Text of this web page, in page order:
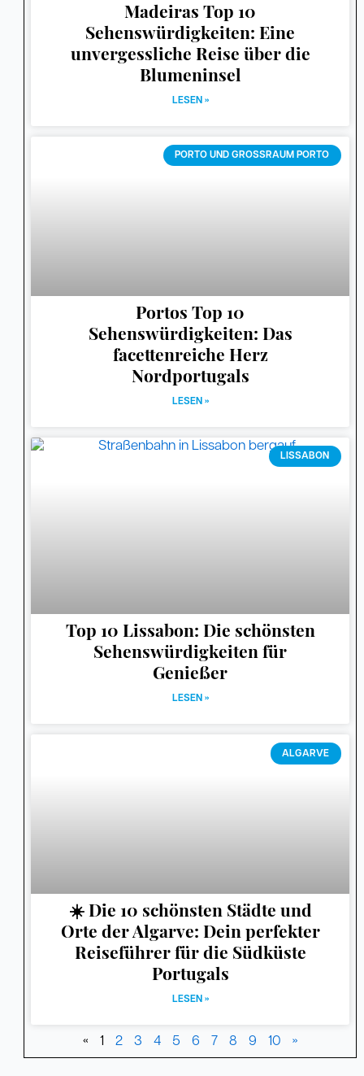
Madeiras Top 10
Sehenswürdigkeiten: Eine
unvergessliche Reise über die
Blumeninsel
LESEN »
PORTO UND GROSSRAUM PORTO
Portos Top 10
Sehenswürdigkeiten: Das
facettenreiche Herz
Nordportugals
LESEN »
LISSABON
Top 10 Lissabon: Die schönsten
Sehenswürdigkeiten für
Genießer
LESEN »
ALGARVE
☀️ Die 10 schönsten Städte und
Orte der Algarve: Dein perfekter
Reiseführer für die Südküste
Portugals
LESEN »
« 1 2 3 4 5 6 7 8 9 10 »